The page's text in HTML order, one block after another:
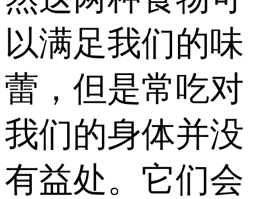
以满足我们的味
蕾，但是常吃对
我们的身体并没
有益处。它们会